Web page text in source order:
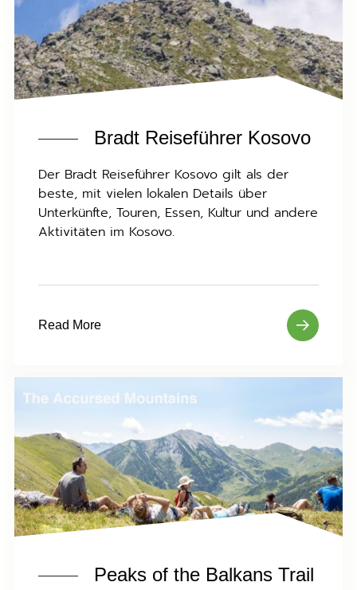
Bradt Reiseführer Kosovo
Der Bradt Reiseführer Kosovo gilt als der
beste, mit vielen lokalen Details über
Unterkünfte, Touren, Essen, Kultur und andere
Aktivitäten im Kosovo.
Read More
Peaks of the Balkans Trail